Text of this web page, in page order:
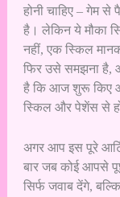
होनी चाहिए – गेम
है। लेकिन ये मौका
नहीं, एक स्किल
फिर उसे समझना है,
है कि आज शुरू किए
स्किल और पेशेंस से
अगर आप इस पूरे
बार जब कोई आपसे
सिर्फ जवाब देंगे,